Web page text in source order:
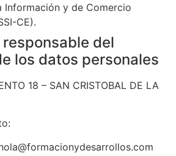
Información y de Comercio
CE).
del
los datos personales
18 – SAN CRISTOBAL DE LA